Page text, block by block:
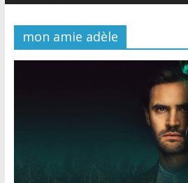
mon amie adèle